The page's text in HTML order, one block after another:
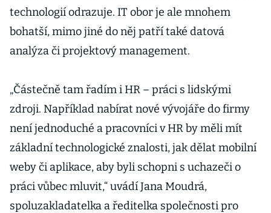
technologií odrazuje. IT obor je ale mnohem
bohatší, mimo jiné do něj patří také datová
analýza či projektový management.
„Částečně tam řadím i HR – práci s lidskými
zdroji. Například nabírat nové vývojáře do firmy
není jednoduché a pracovníci v HR by měli mít
základní technologické znalosti, jak dělat mobilní
weby či aplikace, aby byli schopni s uchazeči o
práci vůbec mluvit,“ uvádí Jana Moudrá,
spoluzakladatelka a ředitelka společnosti pro